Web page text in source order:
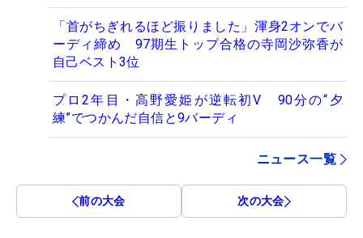
「首がちぎれるほど振りました」渾身2オンでバ
ーディ締め 97期生トップ合格の寺岡沙弥香が
自己ベスト3位
プロ2年目・高野愛姫が逆転初V 90分の“夕
練”でつかんだ自信と9バーディ
ニュース一覧
前の大会 次の大会